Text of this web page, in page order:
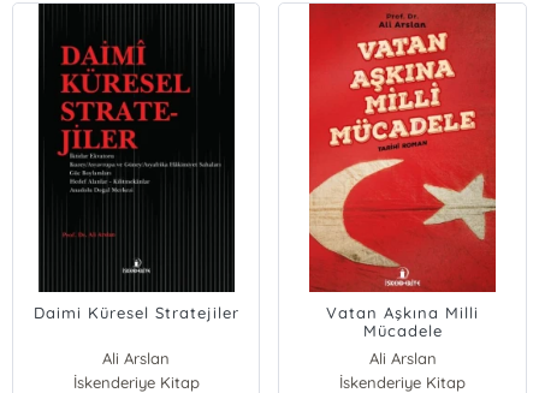
Daimi Küresel Stratejiler
Ali Arslan
İskenderiye Kitap
Vatan Aşkına Milli
Mücadele
Ali Arslan
İskenderiye Kitap